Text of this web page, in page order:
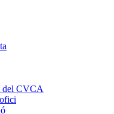
del CVCA